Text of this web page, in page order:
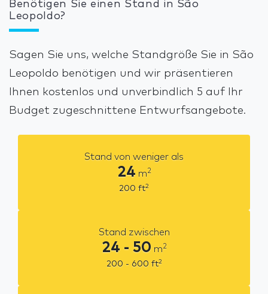
Benötigen Sie einen Stand in São
Leopoldo?
Sagen Sie uns, welche Standgröße Sie in São
Leopoldo benötigen und wir präsentieren
Ihnen kostenlos und unverbindlich 5 auf Ihr
Budget zugeschnittene Entwurfsangebote.
Stand von weniger als
24 m2
200 ft2
Stand zwischen
24 - 50 m2
200 - 600 ft2